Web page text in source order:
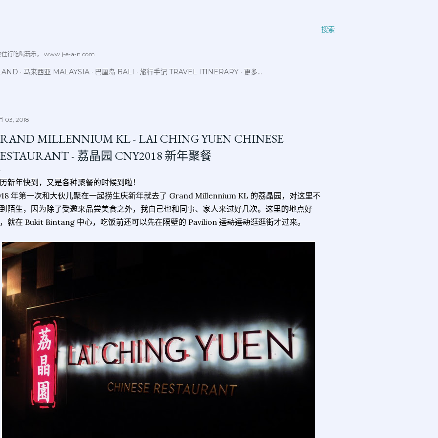
搜索
住行吃喝玩乐。 www.j-e-a-n.com
马来西亚 MALAYSIA 巴厘岛 BALI 旅行手记 TRAVEL ITINERARY 更多…
03, 2018
MILLENNIUM KL - LAI CHING YUEN CHINESE
- 荔晶园 CNY2018 新年聚餐
新年快到，又是各种聚餐的时候到啦！
年第一次和大伙儿聚在一起捞生庆新年就去了 Grand Millennium KL 的荔晶园，对这里不
陌生，因为除了受邀来品尝美食之外，我自己也和同事、家人来过好几次。这里的地点好
就在 Bukit Bintang 中心，吃饭前还可以先在隔壁的 Pavilion 运动运动逛逛街才过来。